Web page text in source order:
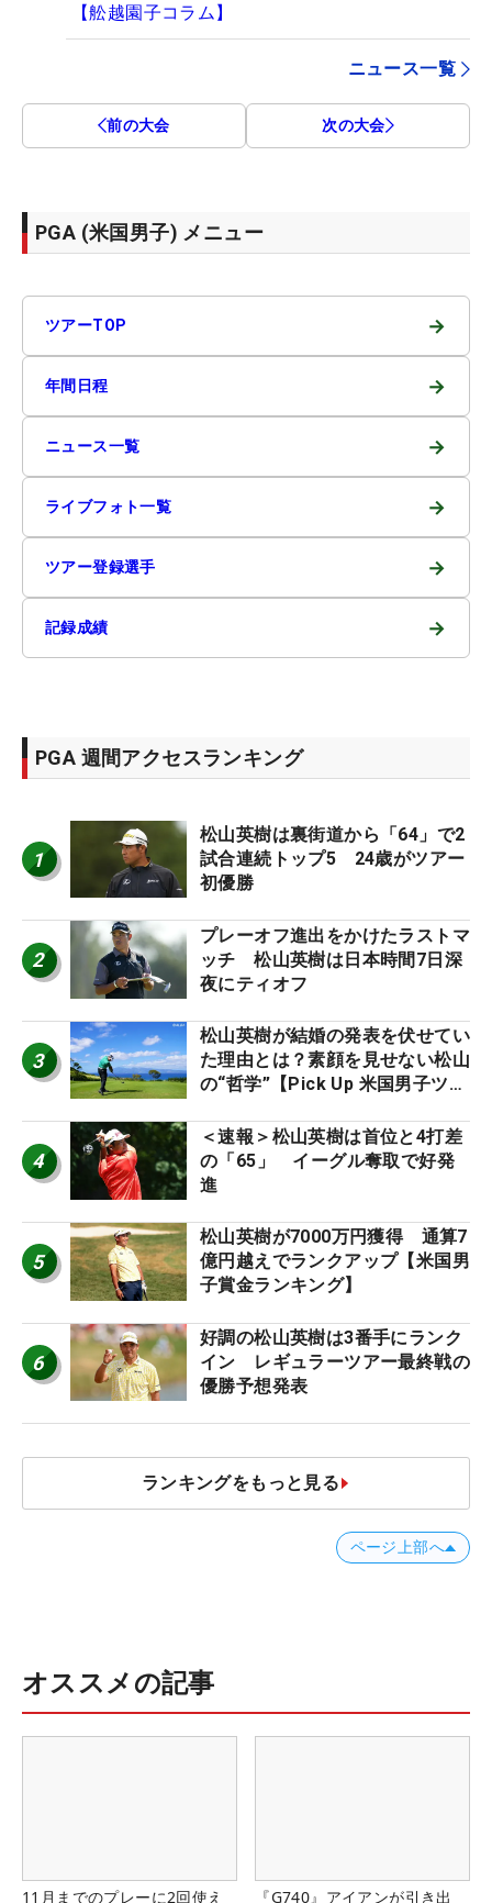
【舩越園子コラム】
ニュース一覧
前の大会 次の大会
PGA (米国男子) メニュー
ツアーTOP →
年間日程 →
ニュース一覧 →
ライブフォト一覧 →
ツアー登録選手 →
記録成績 →
PGA 週間アクセスランキング
1
松山英樹は裏街道から「64」で2
試合連続トップ5 24歳がツアー
初優勝
2
プレーオフ進出をかけたラストマ
ッチ 松山英樹は日本時間7日深
夜にティオフ
3
松山英樹が結婚の発表を伏せてい
た理由とは？素顔を見せない松山
の“哲学”【Pick Up 米国男子ツア
4
＜速報＞松山英樹は首位と4打差
の「65」 イーグル奪取で好発
進
5
松山英樹が7000万円獲得 通算7
億円越えでランクアップ【米国男
子賞金ランキング】
6
好調の松山英樹は3番手にランク
イン レギュラーツアー最終戦の
優勝予想発表
ランキングをもっと見る
ページ上部へ
オススメの記事
11月までのプレーに2回使え 『G740』アイアンが引き出